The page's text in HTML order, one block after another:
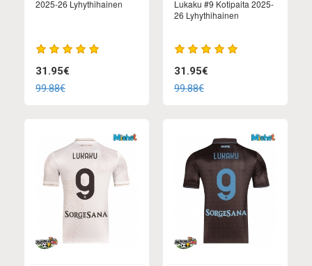
2025-26 Lyhythihainen
31.95€
99.88€
Lukaku #9 Kotipaita 2025-
26 Lyhythihainen
31.95€
99.88€